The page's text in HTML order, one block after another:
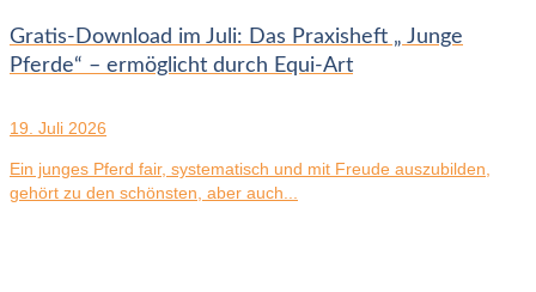
Gratis-Download im Juli: Das Praxisheft „ Junge
Pferde“ – ermöglicht durch Equi-Art
19. Juli 2026
Ein junges Pferd fair, systematisch und mit Freude auszubilden,
gehört zu den schönsten, aber auch...